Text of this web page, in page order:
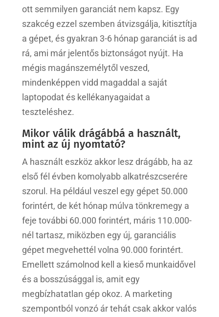
ott semmilyen garanciát nem kapsz. Egy
szakcég ezzel szemben átvizsgálja, kitisztítja
a gépet, és gyakran 3-6 hónap garanciát is ad
rá, ami már jelentős biztonságot nyújt. Ha
mégis magánszemélytől veszed,
mindenképpen vidd magaddal a saját
laptopodat és kellékanyagaidat a
teszteléshez.
Mikor válik drágábbá a használt,
mint az új nyomtató?
A használt eszköz akkor lesz drágább, ha az
első fél évben komolyabb alkatrészcserére
szorul. Ha például veszel egy gépet 50.000
forintért, de két hónap múlva tönkremegy a
feje további 60.000 forintért, máris 110.000-
nél tartasz, miközben egy új, garanciális
gépet megvehettél volna 90.000 forintért.
Emellett számolnod kell a kieső munkaidővel
és a bosszúsággal is, amit egy
megbízhatatlan gép okoz. A marketing
szempontból vonzó ár tehát csak akkor valós